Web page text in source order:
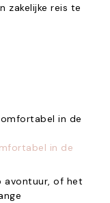
zakelijke reis te
in de
avontuur, of het